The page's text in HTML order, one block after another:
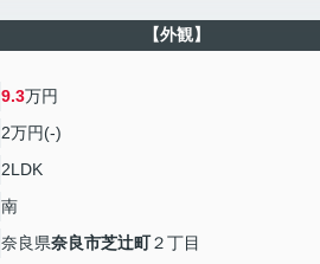
【外観】
9.3万円
2万円(-)
2LDK
南
奈良県奈良市芝辻町２丁目